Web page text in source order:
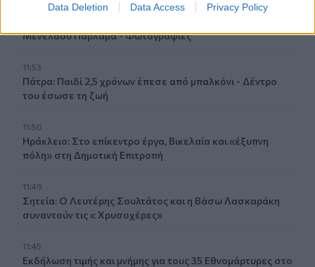
Data Deletion Data Access Privacy Policy
Μενέλαου Παρλαμά - Φωτογραφίες
11:53
Πάτρα: Παιδί 2,5 χρόνων έπεσε από μπαλκόνι - Δέντρο
του έσωσε τη ζωή
11:50
Ηράκλειο: Στο επίκεντρο έργα, Βικελαία και «έξυπνη
πόλη» στη Δημοτική Επιτροπή
11:49
Σητεία: Ο Λευτέρης Σουλτάτος και η Βάσω Λασκαράκη
συναντούν τις « Χρυσοχέρες»
11:45
Εκδήλωση τιμής και μνήμης για τους 35 Εθνομάρτυρες στο